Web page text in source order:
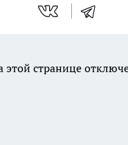
этой странице